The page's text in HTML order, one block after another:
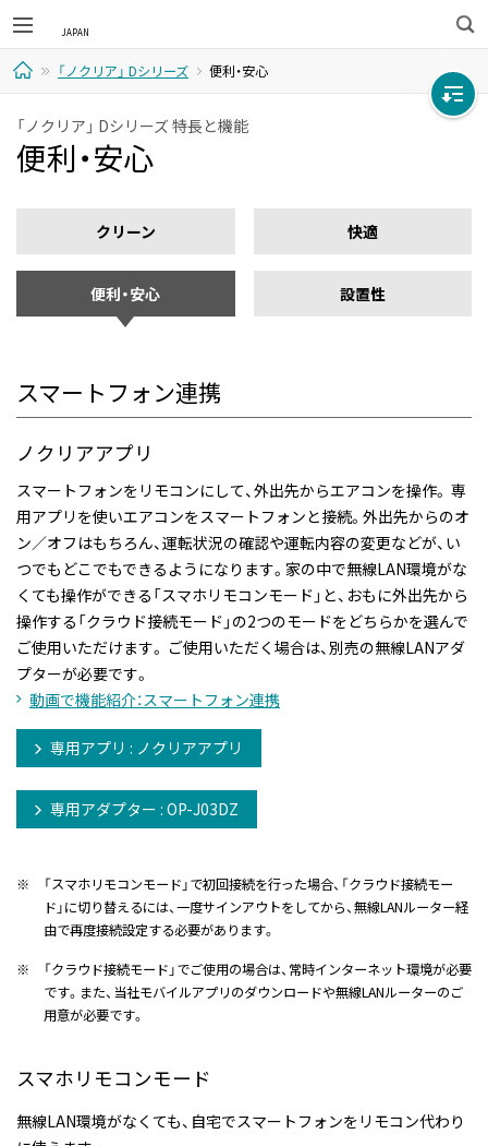
検
索
ー
「ノクリア」 Dシリーズ 便利・安心
「ノクリア」 Dシリーズ 特長と機能
便利・安心
クリーン 快適
便利・安心 設置性
スマートフォン連携
ノクリアアプリ
スマートフォンをリモコンにして、外出先からエアコンを操作。 専
用アプリを使いエアコンをスマートフォンと接続。外出先からのオ
ン／オフはもちろん、運転状況の確認や運転内容の変更などが、い
つでもどこでもできるようになります。家の中で無線LAN環境がな
くても操作ができる「スマホリモコンモード」と、おもに外出先から
操作する「クラウド接続モード」の2つのモードをどちらかを選んで
ご使用いただけます。 ご使用いただく場合は、別売の無線LANアダ
プターが必要です。
動画で機能紹介：スマートフォン連携
専用アプリ : ノクリアアプリ
専用アダプター : OP-J03DZ
※
「スマホリモコンモード」で初回接続を行った場合、「クラウド接続モー
ド」に切り替えるには、一度サインアウトをしてから、無線LANルーター経
由で再度接続設定する必要があります。
※
「クラウド接続モード」でご使用の場合は、常時インターネット環境が必要
です。また、当社モバイルアプリのダウンロードや無線LANルーターのご
用意が必要です。
スマホリモコンモード
無線LAN環境がなくても、自宅でスマートフォンをリモコン代わり